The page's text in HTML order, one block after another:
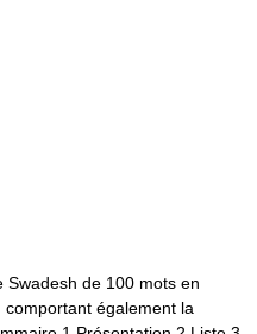
de 100 mots en
également la